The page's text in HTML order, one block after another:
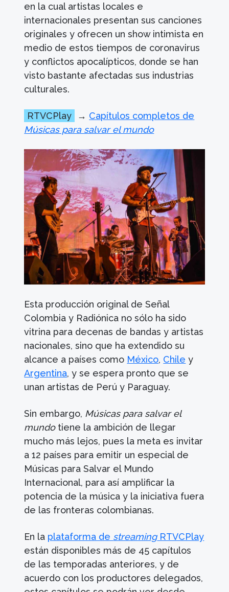
en la cual artistas locales e
internacionales presentan sus canciones
originales y ofrecen un show intimista en
medio de estos tiempos de coronavirus
y conflictos apocalípticos, donde se han
visto bastante afectadas sus industrias
culturales.
RTVCPlay → Capítulos completos de
Músicas para salvar el mundo
Esta producción original de Señal
Colombia y Radiónica no sólo ha sido
vitrina para decenas de bandas y artistas
nacionales, sino que ha extendido su
alcance a países como México, Chile y
Argentina, y se espera pronto que se
unan artistas de Perú y Paraguay.
Sin embargo, Músicas para salvar el
mundotiene la ambición de llegar
mucho más lejos, pues la meta es invitar
a 12 países para emitir un especial de
Músicas para Salvar el Mundo
Internacional, para así amplificar la
potencia de la música y la iniciativa fuera
de las fronteras colombianas.
En la plataforma de streamingRTVCPlay
están disponibles más de 45 capítulos
de las temporadas anteriores, y de
acuerdo con los productores delegados,